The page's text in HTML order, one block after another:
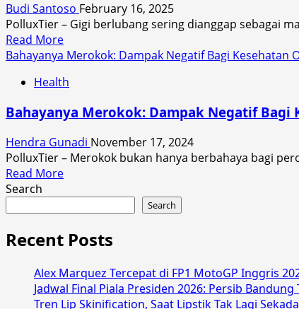
Budi Santoso February 16, 2025
PolluxTier – Gigi berlubang sering dianggap sebagai
Read MoreRead
more
Waspada!
Berlubang
Berujung
Fatal,
Ini
Penyebabnya
Bahayanya Merokok: Dampak Negatif Bagi Kesehatan
Health
Bahayanya Merokok: Dampak Negatif Bagi
Hendra Gunadi November 17, 2024
PolluxTier – Merokok bukan hanya berbahaya bagi
Read MoreRead
Merokok:
Dampak
Negatif
Bagi
Kesehatan
Search
Search
Recent Posts
Alex Marquez Tercepat di FP1 MotoGP Inggris
Jadwal Final Piala Presiden 2026: Persib
Tren Lip Skinification, Saat Lipstik Tak Lagi